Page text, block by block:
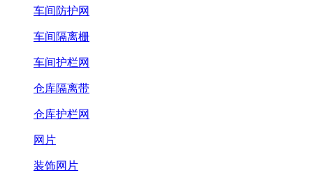
车间防护网
车间隔离栅
车间护栏网
仓库隔离带
仓库护栏网
网片
装饰网片